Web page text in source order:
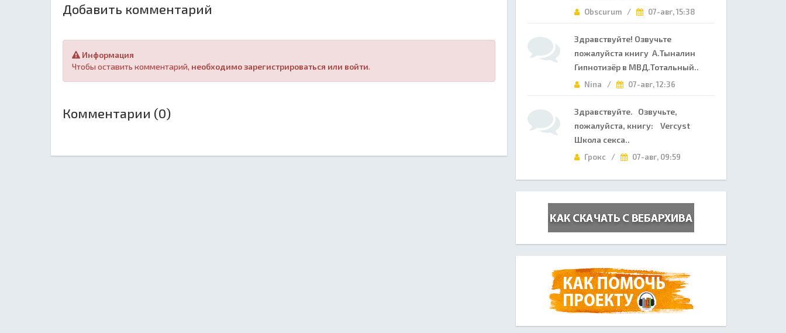
Добавить комментарий
Информация
Чтобы оставить комментарий, необходимо зарегистрироваться или войти.
Комментарии (0)
Obscurum / 07-авг, 15:38
Здравствуйте! Озвучьте
пожалуйста книгу А.Тыналин
Гипнотизёр в МВД.Тотальный..
Nina / 07-авг, 12:36
Здравствуйте. Озвучьте,
пожалуйста, книгу: Vercyst
Школа секса..
Грокс / 07-авг, 09:59